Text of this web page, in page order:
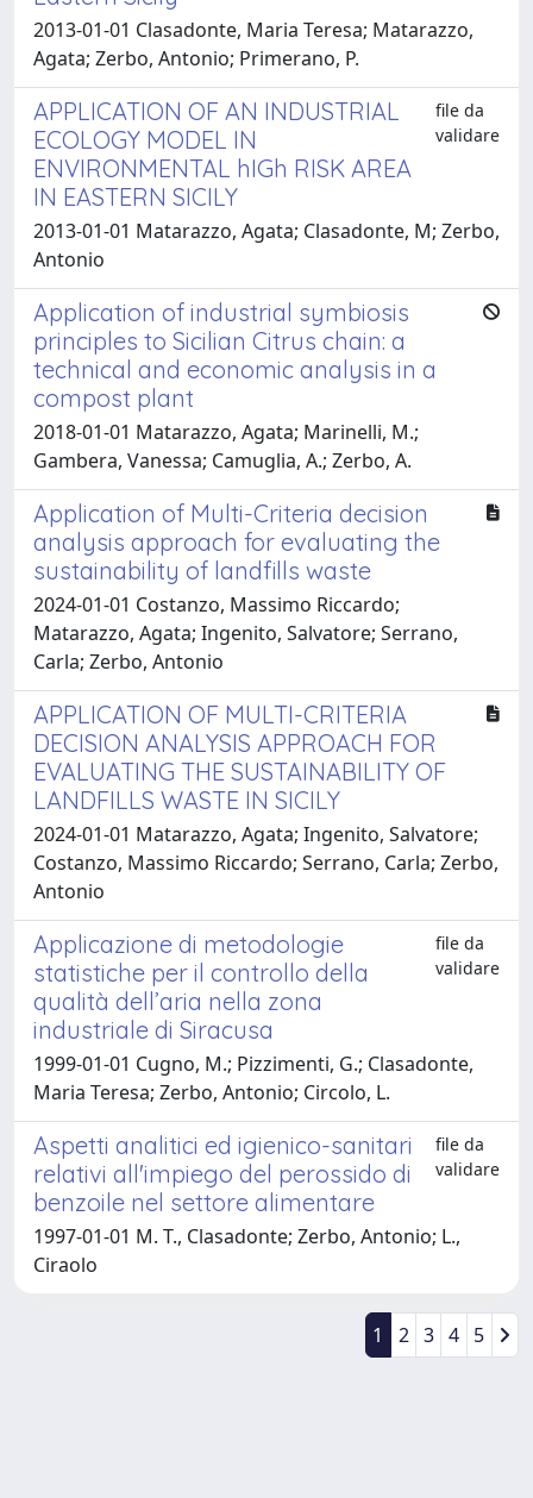
2013-01-01 Clasadonte, Maria Teresa; Matarazzo,
Agata; Zerbo, Antonio; Primerano, P.
APPLICATION OF AN INDUSTRIAL
ECOLOGY MODEL IN
ENVIRONMENTAL hIGh RISK AREA
IN EASTERN SICILY
file da
validare
2013-01-01 Matarazzo, Agata; Clasadonte, M; Zerbo,
Antonio
Application of industrial symbiosis
principles to Sicilian Citrus chain: a
technical and economic analysis in a
compost plant
2018-01-01 Matarazzo, Agata; Marinelli, M.;
Gambera, Vanessa; Camuglia, A.; Zerbo, A.
Application of Multi-Criteria decision
analysis approach for evaluating the
sustainability of landfills waste
2024-01-01 Costanzo, Massimo Riccardo;
Matarazzo, Agata; Ingenito, Salvatore; Serrano,
Carla; Zerbo, Antonio
APPLICATION OF MULTI-CRITERIA
DECISION ANALYSIS APPROACH FOR
EVALUATING THE SUSTAINABILITY OF
LANDFILLS WASTE IN SICILY
2024-01-01 Matarazzo, Agata; Ingenito, Salvatore;
Costanzo, Massimo Riccardo; Serrano, Carla; Zerbo,
Antonio
Applicazione di metodologie
statistiche per il controllo della
qualità dell’aria nella zona
industriale di Siracusa
file da
validare
1999-01-01 Cugno, M.; Pizzimenti, G.; Clasadonte,
Maria Teresa; Zerbo, Antonio; Circolo, L.
Aspetti analitici ed igienico-sanitari
relativi all'impiego del perossido di
benzoile nel settore alimentare
file da
validare
1997-01-01 M. T., Clasadonte; Zerbo, Antonio; L.,
Ciraolo
1 2 3 4 5